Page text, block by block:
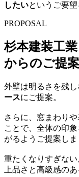
したいというご要望
PROPOSAL
杉本建装工業
からのご提案
外壁は明るさを残
ースにご提案。
さらに、窓まわり
ことで、全体の印
がるようご提案しま
重たくなりすぎな
上品さと高級感の